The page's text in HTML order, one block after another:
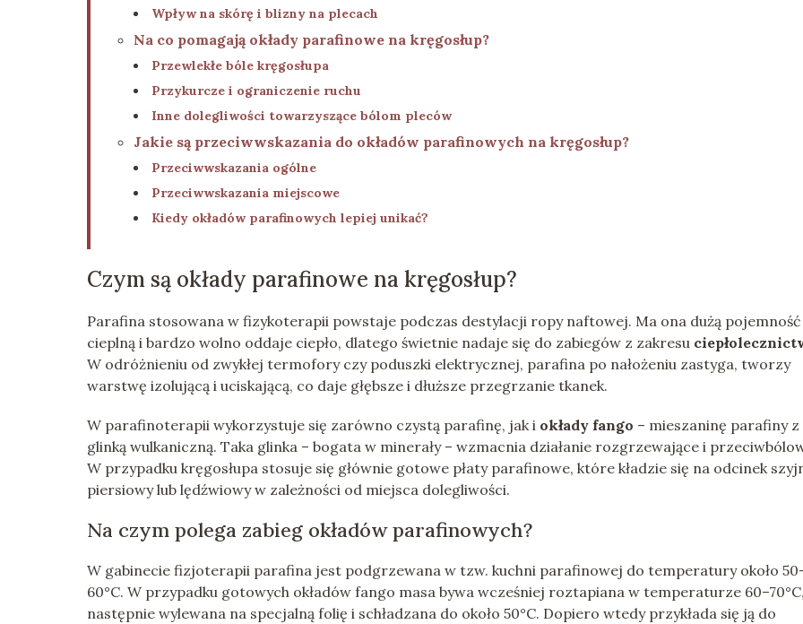
Wpływ na skórę i blizny na plecach
Na co pomagają okłady parafinowe na kręgosłup?
Przewlekłe bóle kręgosłupa
Przykurcze i ograniczenie ruchu
Inne dolegliwości towarzyszące bólom pleców
Jakie są przeciwwskazania do okładów parafinowych na kręgosłup?
Przeciwwskazania ogólne
Przeciwwskazania miejscowe
Kiedy okładów parafinowych lepiej unikać?
Czym są okłady parafinowe na kręgosłup?
Parafina stosowana w fizykoterapii powstaje podczas destylacji ropy naftowej. Ma ona dużą pojemność
cieplną i bardzo wolno oddaje ciepło, dlatego świetnie nadaje się do zabiegów z zakresu
W odróżnieniu od zwykłej termofory czy poduszki elektrycznej, parafina po nałożeniu zastyga, tworzy
warstwę izolującą i uciskającą, co daje głębsze i dłuższe przegrzanie tkanek.
W parafinoterapii wykorzystuje się zarówno czystą parafinę, jak i okłady fango – mieszaninę parafiny z
glinką wulkaniczną. Taka glinka – bogata w minerały – wzmacnia działanie rozgrzewające i
W przypadku kręgosłupa stosuje się głównie gotowe płaty parafinowe, które kładzie się na odcinek
piersiowy lub lędźwiowy w zależności od miejsca dolegliwości.
Na czym polega zabieg okładów parafinowych?
W gabinecie fizjoterapii parafina jest podgrzewana w tzw. kuchni parafinowej do temperatury około
60°C. W przypadku gotowych okładów fango masa bywa wcześniej roztapiana w temperaturze
następnie wylewana na specjalną folię i schładzana do około 50°C. Dopiero wtedy przykłada się ją do